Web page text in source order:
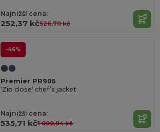
Najnižší cena:
252,37 kč526,70 kč
-46%
Premier PR906
‘Zip close’ chef’s jacket
Najnižší cena:
535,71 kč1 000,94 kč